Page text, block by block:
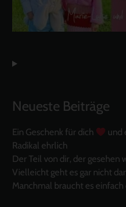
Neueste Beiträge
Ein Geschenk für dich
und
Radikal ehrlich
Der Teil von dir, der gesehen
Vielleicht geht es gar nicht
Manchmal braucht es